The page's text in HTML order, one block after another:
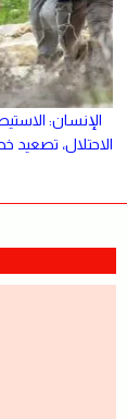
الإنسان:
الاحتلال،